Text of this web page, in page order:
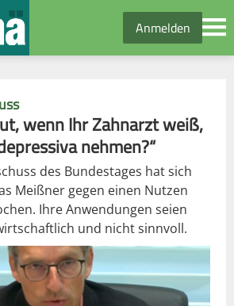
Anmelden
wenn Ihr Zahnarzt weiß,
nehmen?“
des Bundestages hat sich
Meißner gegen einen Nutzen
Ihre Anwendungen seien
und nicht sinnvoll.